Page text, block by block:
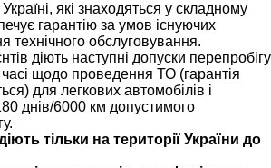
Україні, які знаходяться у складному
гарантію за умов існуючих
технічного обслуговування.
діють наступні допуски перепробігу
щодо проведення ТО (гарантія
для легкових автомобілів і
днів/6000 км допустимого
тільки на території України до